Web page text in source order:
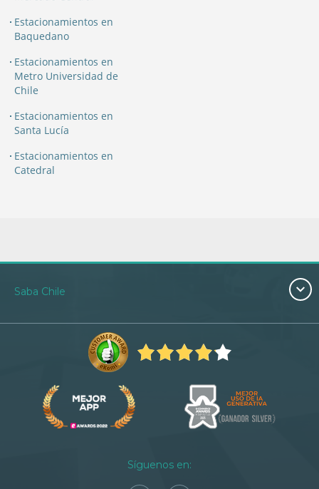
Estacionamientos en
Baquedano
Estacionamientos en
Metro Universidad de
Chile
Estacionamientos en
Santa Lucía
Estacionamientos en
Catedral
Saba Chile
Síguenos en: